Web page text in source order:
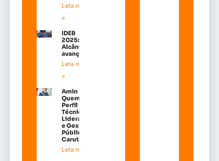
Leia mais
»
IDEB
2025:
Alcântara
avançou!
Leia mais
»
Amin
Quemel:
Perfil
Técnico de
Liderança
e Gestão
Pública em
Carutapera
Leia mais »